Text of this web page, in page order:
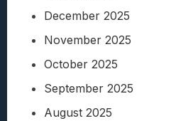
December 2025
November 2025
October 2025
September 2025
August 2025